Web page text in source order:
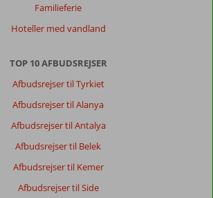
Familieferie
Hoteller med vandland
TOP 10 AFBUDSREJSER
Afbudsrejser til Tyrkiet
Afbudsrejser til Alanya
Afbudsrejser til Antalya
Afbudsrejser til Belek
Afbudsrejser til Kemer
Afbudsrejser til Side